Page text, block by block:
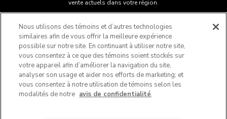
vente actuels dans votre région.
Ce détaillant en ligne est situé au Canada au 200 - 6750
avenue Century, Mississauga (Ontario) L5N 0B7 Le PDSF se
réfère au prix de détail suggéré par le fabricant et peut différer
des prix de vente actuels dans votre région.®
KitchenAid. Tous droits réservés. Utilisée sous licence au
Canada. La forme du batteur sur socle est une marque déposée
aux États-Unis et ailleurs au monde.
Nous utilisons des témoins et d’autres technologies
similaires afin de vous offrir la meilleure expérience
possible sur notre site. En continuant à utiliser notre site,
vous consentez à ce que des témoins soient stockés sur
votre appareil afin d’améliorer la navigation du site,
analyser son usage et aider nos efforts de marketing; et
vous consentez à notre utilisation de témoins selon les
modalités de notre avis de confidentialité.